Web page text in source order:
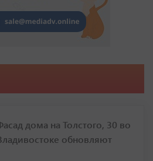
дома на Толстого, 30 во
обновляют